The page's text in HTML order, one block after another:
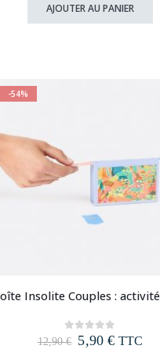
était : est :
AJOUTER AU PANIER
-54%
0 out of 5
12,90€ Le
5,90 €Le
TTC